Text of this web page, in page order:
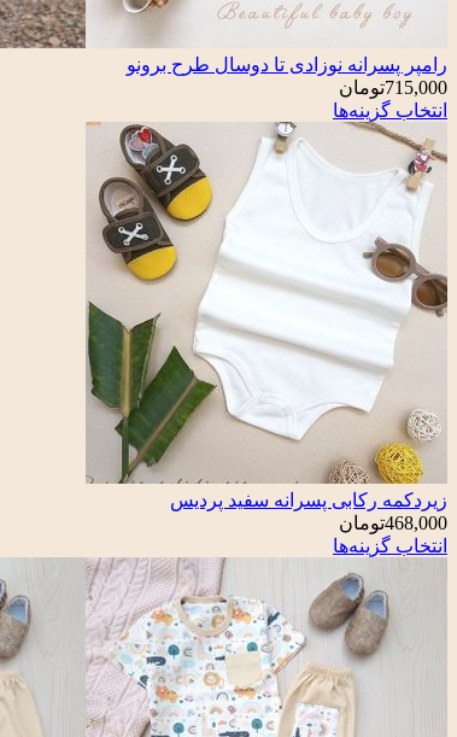
رامپر پسرانه نوزادی تا دوسال طرح برونو
715,000تومان
انتخاب گزینه‌ها
زیردکمه رکابی پسرانه سفید پردیس
468,000تومان
انتخاب گزینه‌ها